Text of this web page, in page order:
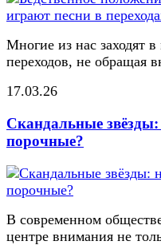
Многие из нас заходят
переходов, не обращая
17.03.26
Скандальные
порочные?
В современном
центре внимания не